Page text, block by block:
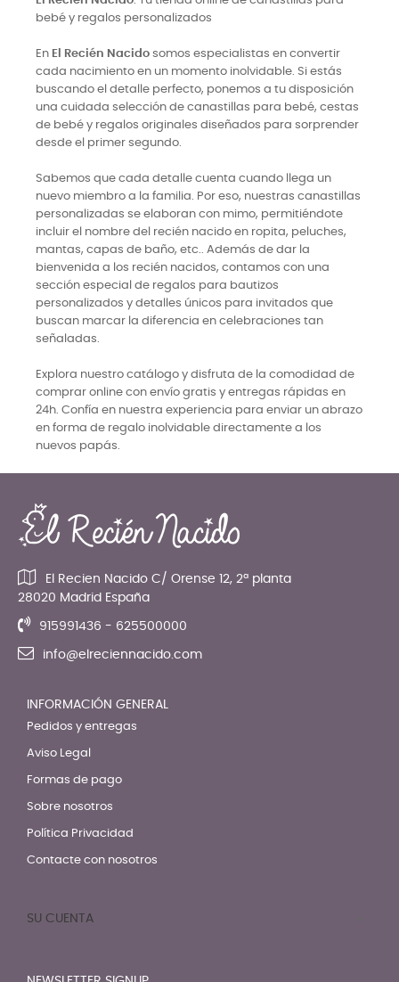
bebé y regalos personalizados
En El Recién Nacido somos especialistas en convertir
cada nacimiento en un momento inolvidable. Si estás
buscando el detalle perfecto, ponemos a tu disposición
una cuidada selección de canastillas para bebé, cestas
de bebé y regalos originales diseñados para sorprender
desde el primer segundo.
Sabemos que cada detalle cuenta cuando llega un
nuevo miembro a la familia. Por eso, nuestras canastillas
personalizadas se elaboran con mimo, permitiéndote
incluir el nombre del recién nacido en ropita, peluches,
mantas, capas de baño, etc.. Además de dar la
bienvenida a los recién nacidos, contamos con una
sección especial de regalos para bautizos
personalizados y detalles únicos para invitados que
buscan marcar la diferencia en celebraciones tan
señaladas.
Explora nuestro catálogo y disfruta de la comodidad de
comprar online con envío gratis y entregas rápidas en
24h. Confía en nuestra experiencia para enviar un abrazo
en forma de regalo inolvidable directamente a los
nuevos papás.
El Recien Nacido C/ Orense 12, 2ª planta
28020 Madrid España
915991436 - 625500000
info@elreciennacido.com
INFORMACIÓN GENERAL
Pedidos y entregas
Aviso Legal
Formas de pago
Sobre nosotros
Política Privacidad
Contacte con nosotros
SU CUENTA